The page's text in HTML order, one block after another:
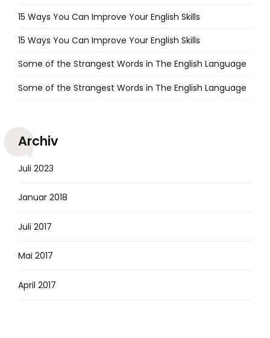
15 Ways You Can Improve Your English Skills
15 Ways You Can Improve Your English Skills
Some of the Strangest Words in The English Language
Some of the Strangest Words in The English Language
Archiv
Juli 2023
Januar 2018
Juli 2017
Mai 2017
April 2017